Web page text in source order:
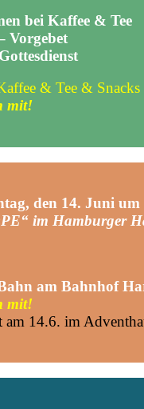
bei Kaffee & Tee
Vorgebet
& Tee & Snacks
mit!
den 14. Juni
im Hamburger
am Bahnhof
mit!
14.6. im